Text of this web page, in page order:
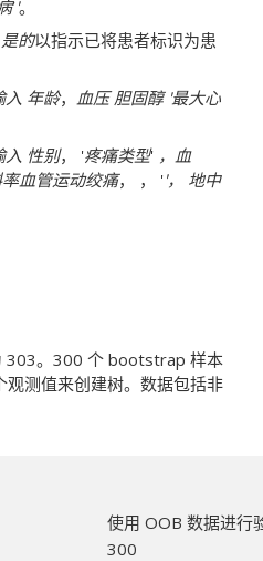
’。
是的以指示已将患者标识为患
入 年龄， 血压 胆固醇 最大心
入 性别， '疼痛类型' ， 血
血管运动绞痛， ， ''，
地中
303。300 个 bootstrap 样本
测值来创建树。数据包括非
使用 OOB 数据进行
300